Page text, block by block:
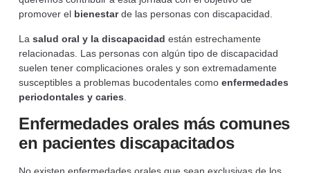
promover el bienestarde las personas con discapacidad.
Lasalud oral y la discapacidad están estrechamente
relacionadas. Las personas con algún tipo de discapacidad
suelen tener complicaciones orales y son extremadamente
susceptibles a problemas bucodentales comoenfermedades
periodontales y caries
Enfermedades orales más comunes
en pacientes discapacitados